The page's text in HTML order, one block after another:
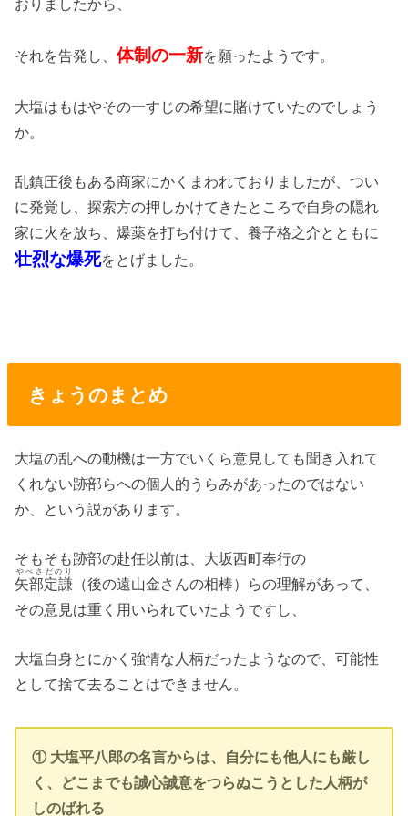
おりましたから、
それを告発し、体制の一新を願ったようです。
大塩はもはやその一すじの希望に賭けていたのでしょう
か。
乱鎮圧後もある商家にかくまわれておりましたが、つい
に発覚し、探索方の押しかけてきたところで自身の隠れ
家に火を放ち、爆薬を打ち付けて、養子格之介とともに
壮烈な爆死をとげました。
きょうのまとめ
大塩の乱への動機は一方でいくら意見しても聞き入れて
くれない跡部らへの個人的うらみがあったのではない
か、という説があります。
そもそも跡部の赴任以前は、大坂西町奉行の
矢部定謙
やべさだのり
（後の遠山金さんの相棒）らの理解があって、
その意見は重く用いられていたようですし、
大塩自身とにかく強情な人柄だったようなので、可能性
として捨て去ることはできません。
① 大塩平八郎の名言からは、自分にも他人にも厳し
く、どこまでも誠心誠意をつらぬこうとした人柄が
しのばれる